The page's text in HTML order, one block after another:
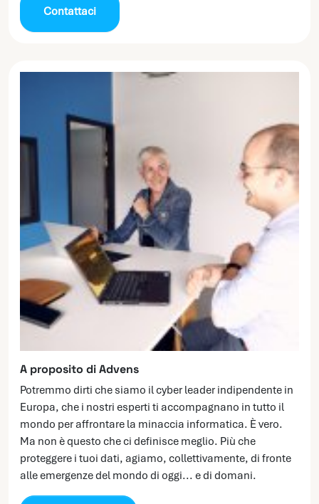
Contattaci
A proposito di Advens
Potremmo dirti che siamo il cyber leader indipendente in
Europa, che i nostri esperti ti accompagnano in tutto il
mondo per affrontare la minaccia informatica. È vero.
Ma non è questo che ci definisce meglio. Più che
proteggere i tuoi dati, agiamo, collettivamente, di fronte
alle emergenze del mondo di oggi... e di domani.